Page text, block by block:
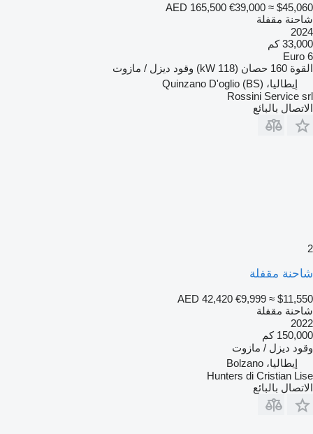
AED 165,500 €39,000 ≈ $45,060
شاحنة مقفلة
2024
33,000 كم
Euro 6
القوة 160 حصان (118 kW) وقود ديزل / مازوت
إيطاليا، Quinzano D'oglio (BS)
Rossini Service srl
الاتصال بالبائع
2
شاحنة مقفلة
AED 42,420 €9,999 ≈ $11,550
شاحنة مقفلة
2022
150,000 كم
وقود ديزل / مازوت
إيطاليا، Bolzano
Hunters di Cristian Lise
الاتصال بالبائع